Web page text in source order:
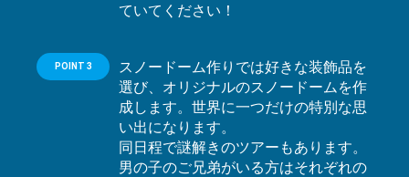
ていてください！
POINT 3
スノードーム作りでは好きな装飾品を
選び、オリジナルのスノードームを作
成します。世界に一つだけの特別な思
い出になります。
同日程で謎解きのツアーもあります。
男の子のご兄弟がいる方はそれぞれの